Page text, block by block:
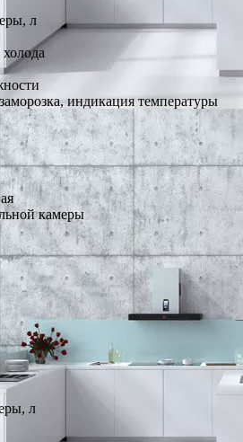
л
индикация температуры
камеры
л